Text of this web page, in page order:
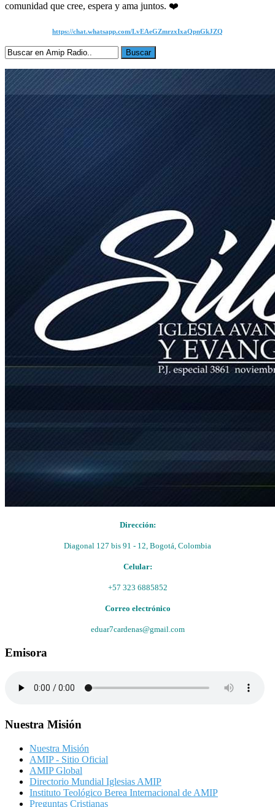
comunidad que cree, espera y ama juntos. ❤️
https://chat.whatsapp.com/LvEAeGZmrzxIxaQpnGkJZQ
Dirección:
Diagonal 127 bis 91 - 12, Bogotá, Colombia
Celular:
+57 323 6885852
Correo electrónico
eduar7cardenas@gmail.com
Emisora
Nuestra Misión
Nuestra Misión
AMIP - Sitio Oficial
AMIP Global
Directorio Mundial Iglesias AMIP
Instituto Teológico Berea Internacional de AMIP
Preguntas Cristianas